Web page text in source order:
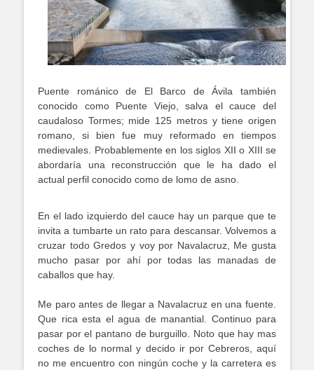
Puente románico de El Barco de Ávila también
conocido como Puente Viejo, salva el cauce del
caudaloso Tormes; mide 125 metros y tiene origen
romano, si bien fue muy reformado en tiempos
medievales. Probablemente en los siglos XII o XIII se
abordaría una reconstrucción que le ha dado el
actual perfil conocido como de lomo de asno.
En el lado izquierdo del cauce hay un parque que te
invita a tumbarte un rato para descansar. Volvemos a
cruzar todo Gredos y voy por Navalacruz, Me gusta
mucho pasar por ahí por todas las manadas de
caballos que hay.
Me paro antes de llegar a Navalacruz en una fuente.
Que rica esta el agua de manantial. Continuo para
pasar por el pantano de burguillo. Noto que hay mas
coches de lo normal y decido ir por Cebreros, aquí
no me encuentro con ningún coche y la carretera es